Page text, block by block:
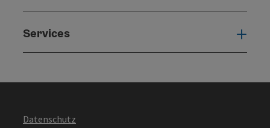
Services
Datenschutz